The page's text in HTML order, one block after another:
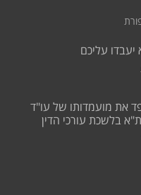
יעבדו עליכם
את מועמדותו של עו"ד
בלשכת עורכי הדין